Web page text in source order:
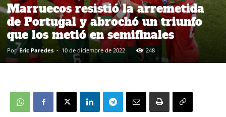
Marruecos resistió la arremetida
de Portugal y abrochó un triunfo
que los metió en semifinales
Por Eric Paredes - 10 de diciembre de 2022 248